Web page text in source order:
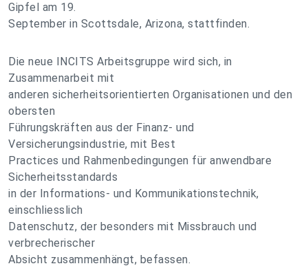
Gipfel am 19.
September in Scottsdale, Arizona, stattfinden.
Die neue INCITS Arbeitsgruppe wird sich, in
Zusammenarbeit mit
anderen sicherheitsorientierten Organisationen und den
obersten
Führungskräften aus der Finanz- und
Versicherungsindustrie, mit Best
Practices und Rahmenbedingungen für anwendbare
Sicherheitsstandards
in der Informations- und Kommunikationstechnik,
einschliesslich
Datenschutz, der besonders mit Missbrauch und
verbrecherischer
Absicht zusammenhängt, befassen.